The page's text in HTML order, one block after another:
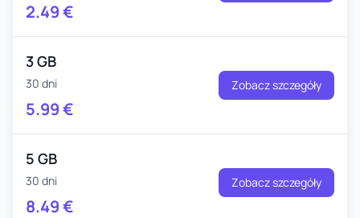
2.49€
3 GB
30 dni
5.99€
Zobacz szczegóły
5 GB
30 dni
8.49€
Zobacz szczegóły